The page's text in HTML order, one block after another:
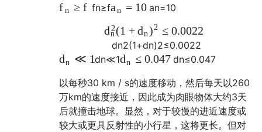
f n ≥ f fn≥fa n = 10 an=10
d 2
n (1 + d n) 2 ≤ 0.0022
dn2(1+dn)2≤0.0022
dn ≪ 1dn≪1dn ≤ 0.047 dn≤0.047
以每秒30 km / s的速度移动，然后每天以260
万km的速度接近，因此成为肉眼物体大约3天
后就撞击地球。显然，对于较慢的进近速度或
较大或更具反射性的小行星，这将更长。但对